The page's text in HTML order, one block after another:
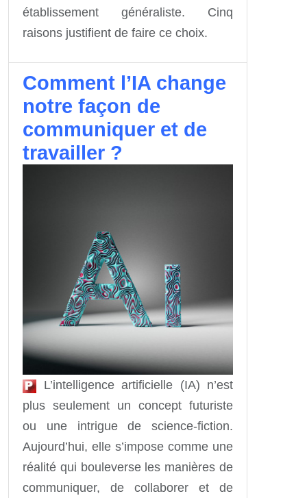
établissement généraliste. Cinq
raisons justifient de faire ce choix.
Comment l’IA change
notre façon de
communiquer et de
travailler ?
L’intelligence artificielle (IA) n’est
plus seulement un concept futuriste
ou une intrigue de science-fiction.
Aujourd’hui, elle s’impose comme une
réalité qui bouleverse les manières de
communiquer, de collaborer et de